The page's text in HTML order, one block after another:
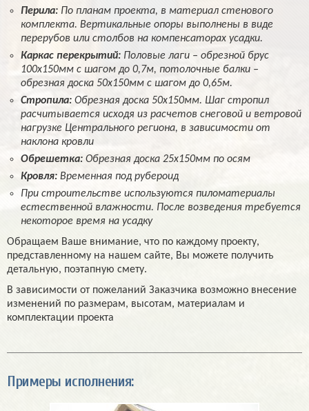
Перила: По планам проекта, в материал стенового
комплекта. Вертикальные опоры выполнены в виде
перерубов или столбов на компенсаторах усадки.
Каркас перекрытий: Половые лаги – обрезной брус
100х150мм с шагом до 0,7м, потолочные балки –
обрезная доска 50х150мм с шагом до 0,65м.
Стропила: Обрезная доска 50х150мм. Шаг стропил
расчитывается исходя из расчетов снеговой и ветровой
нагрузке Центрального региона, в зависимости от
наклона кровли
Обрешетка: Обрезная доска 25х150мм по осям
Кровля: Временная под рубероид
При строительстве используются пиломатериалы
естественной влажности. После возведения требуется
некоторое время на усадку
Обращаем Ваше внимание, что по каждому проекту,
представленному на нашем сайте, Вы можете получить
детальную, поэтапную смету.
В зависимости от пожеланий Заказчика возможно внесение
изменений по размерам, высотам, материалам и
комплектации проекта
Примеры исполнения: